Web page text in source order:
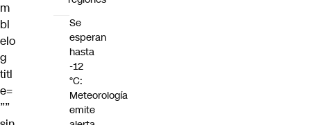
m
bl
elo
g
titl
e=
””
Se
esperan
hasta
-12
°C:
Meteorología
emite